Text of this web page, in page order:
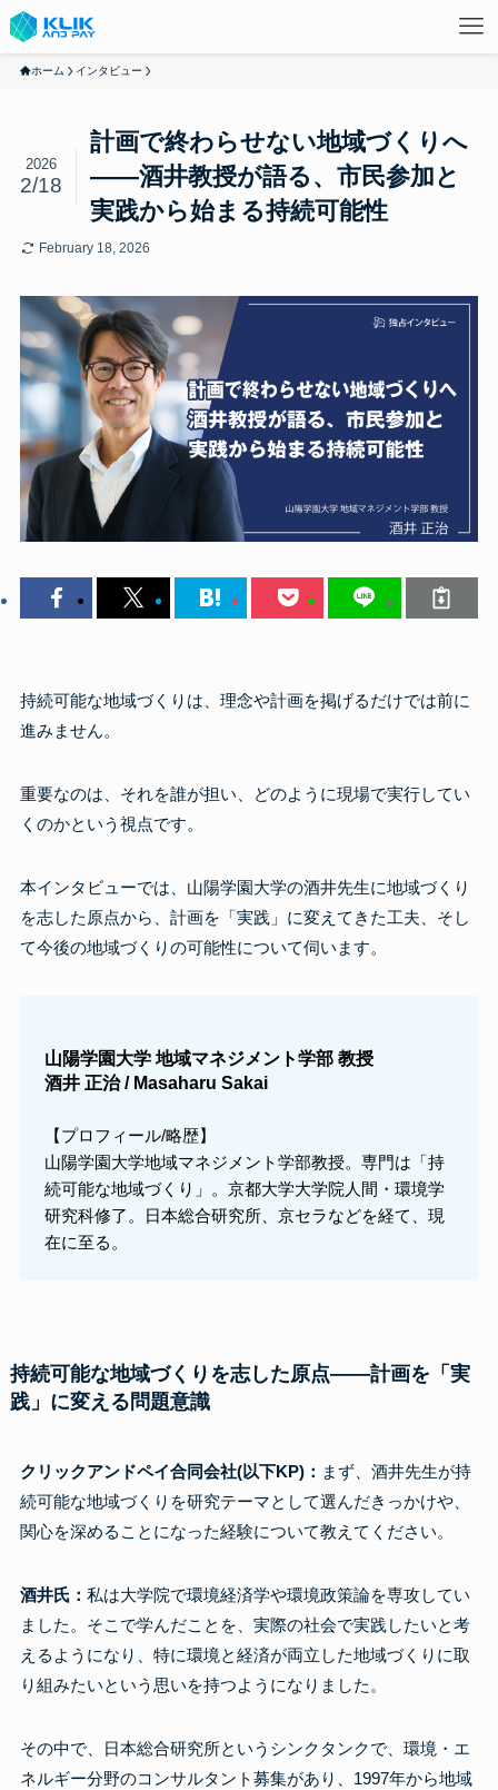
ホーム インタビュー
計画で終わらせない地域づくりへ
――酒井教授が語る、市民参加と
実践から始まる持続可能性
2026
2/18
February 18, 2026
持続可能な地域づくりは、理念や計画を掲げるだけでは前に
進みません。
重要なのは、それを誰が担い、どのように現場で実行してい
くのかという視点です。
本インタビューでは、山陽学園大学の酒井先生に地域づくり
を志した原点から、計画を「実践」に変えてきた工夫、そし
て今後の地域づくりの可能性について伺います。
山陽学園大学 地域マネジメント学部 教授
酒井 正治 / Masaharu Sakai
【プロフィール/略歴】
山陽学園大学地域マネジメント学部教授。専門は「持
続可能な地域づくり」。京都大学大学院人間・環境学
研究科修了。日本総合研究所、京セラなどを経て、現
在に至る。
持続可能な地域づくりを志した原点――計画を「実
践」に変える問題意識
クリックアンドペイ合同会社(以下KP)： まず、酒井先生が持
続可能な地域づくりを研究テーマとして選んだきっかけや、
関心を深めることになった経験について教えてください。
酒井氏： 私は大学院で環境経済学や環境政策論を専攻してい
ました。そこで学んだことを、実際の社会で実践したいと考
えるようになり、特に環境と経済が両立した地域づくりに取
り組みたいという思いを持つようになりました。
その中で、日本総合研究所というシンクタンクで、環境・エ
ネルギー分野のコンサルタント募集があり、1997年から地域